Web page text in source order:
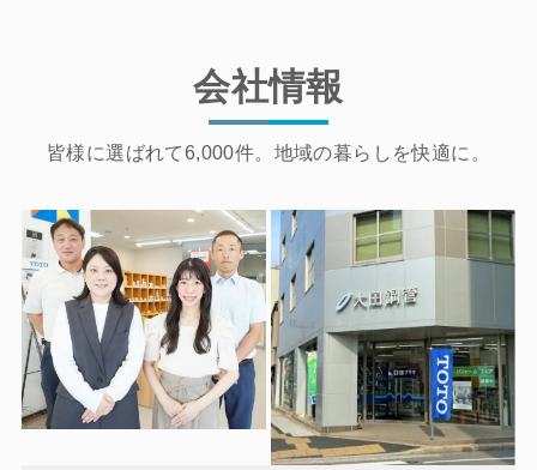
会社情報
皆様に選ばれて6,000件。地域の暮らしを快適に。